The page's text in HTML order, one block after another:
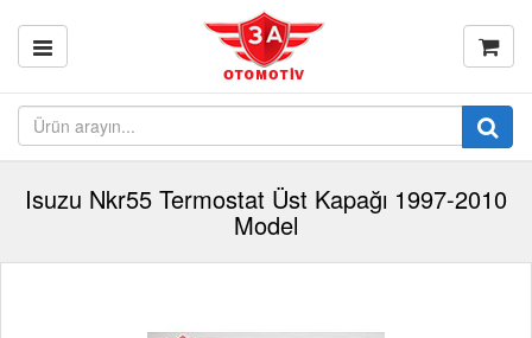
Isuzu Nkr55 Termostat Üst Kapağı 1997-2010
Model